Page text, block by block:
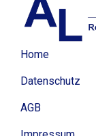
Home
Datenschutz
AGB